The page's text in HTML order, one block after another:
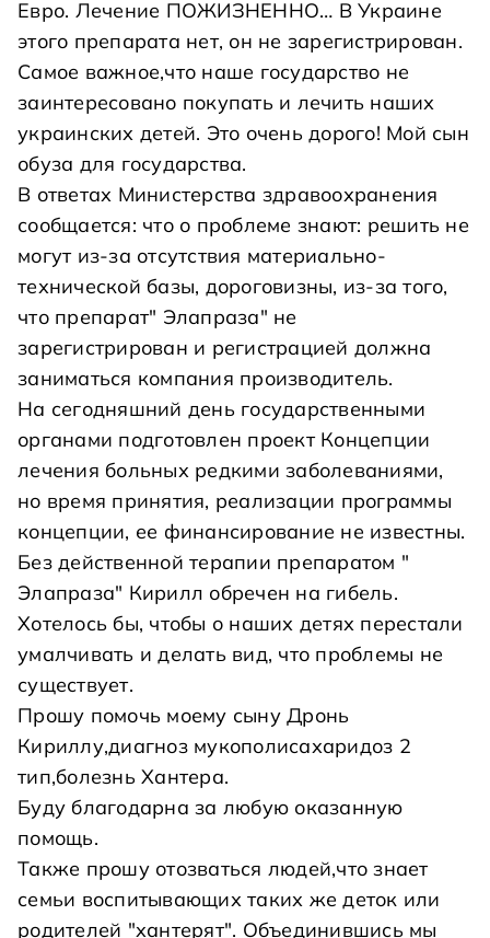
Евро. Лечение ПОЖИЗНЕННО… В Украине
этого препарата нет, он не зарегистрирован.
Самое важное,что наше государство не
заинтересовано покупать и лечить наших
украинских детей. Это очень дорого! Мой сын
обуза для государства.
В ответах Министерства здравоохранения
сообщается: что о проблеме знают: решить не
могут из-за отсутствия материально-
технической базы, дороговизны, из-за того,
что препарат" Элапраза" не
зарегистрирован и регистрацией должна
заниматься компания производитель.
На сегодняшний день государственными
органами подготовлен проект Концепции
лечения больных редкими заболеваниями,
но время принятия, реализации программы
концепции, ее финансирование не известны.
Без действенной терапии препаратом "
Элапраза" Кирилл обречен на гибель.
Хотелось бы, чтобы о наших детях перестали
умалчивать и делать вид, что проблемы не
существует.
Прошу помочь моему сыну Дронь
Кириллу,диагноз мукополисахаридоз 2
тип,болезнь Хантера.
Буду благодарна за любую оказанную
помощь.
Также прошу отозваться людей,что знает
семьи воспитывающих таких же деток или
родителей "хантерят". Объединившись мы